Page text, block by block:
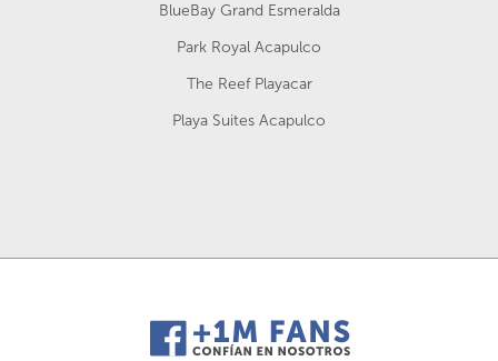
BlueBay Grand Esmeralda
Park Royal Acapulco
The Reef Playacar
Playa Suites Acapulco